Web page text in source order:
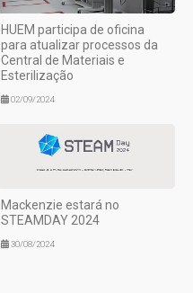
HUEM participa de oficina
para atualizar processos da
Central de Materiais e
Esterilização
02/09/2024
Mackenzie estará no
STEAMDAY 2024
30/08/2024